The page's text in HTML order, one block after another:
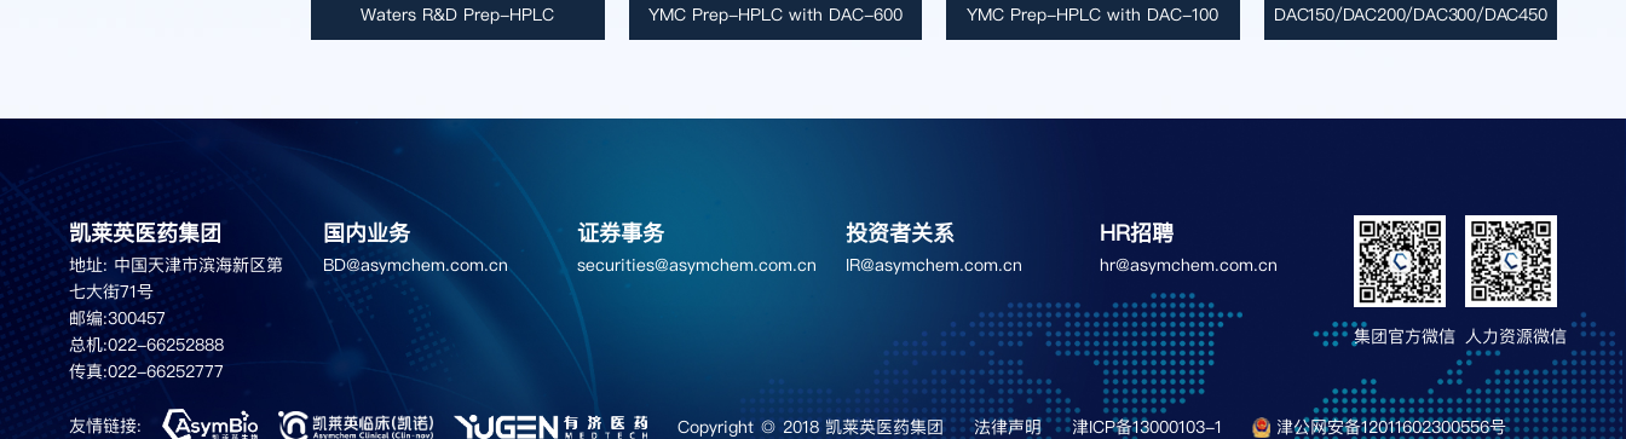
Waters R&D Prep-HPLC YMC Prep-HPLC with DAC-600 YMC Prep-HPLC with DAC-100 DAC150/DAC200/DAC300/DAC450
凯莱英医药集团
地址: 中国天津市滨海新区第
七大街71号
邮编:300457
总机:022-66252888
传真:022-66252777
国内业务
BD@asymchem.com.cn
证券事务
securities@asymchem.com.cn
投资者关系
IR@asymchem.com.cn
HR招聘
hr@asymchem.com.cn
集团官方微信 人力资源微信
友情链接: Copyright ◎ 2018 凯莱英医药集团 法律声明 津ICP备13000103-1 津公网安备12011602300556号